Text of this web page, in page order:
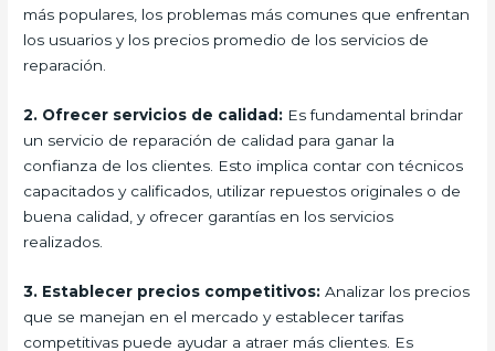
más populares, los problemas más comunes que enfrentan
los usuarios y los precios promedio de los servicios de
reparación.
2. Ofrecer servicios de calidad: Es fundamental brindar
un servicio de reparación de calidad para ganar la
confianza de los clientes. Esto implica contar con técnicos
capacitados y calificados, utilizar repuestos originales o de
buena calidad, y ofrecer garantías en los servicios
realizados.
3. Establecer precios competitivos: Analizar los precios
que se manejan en el mercado y establecer tarifas
competitivas puede ayudar a atraer más clientes. Es